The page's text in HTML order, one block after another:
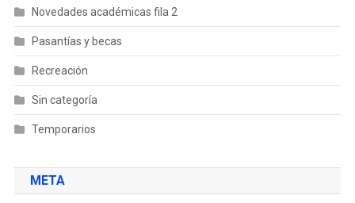
Novedades académicas fila 2
Pasantías y becas
Recreación
Sin categoría
Temporarios
META